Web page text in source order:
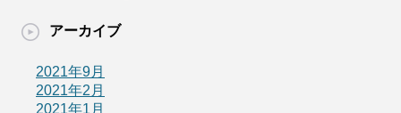
アーカイブ
2021年9月
2021年2月
2021年1月